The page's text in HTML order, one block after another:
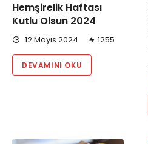
Hemşirelik Haftası
Kutlu Olsun 2024
12 Mayıs 2024 1255
DEVAMINI OKU